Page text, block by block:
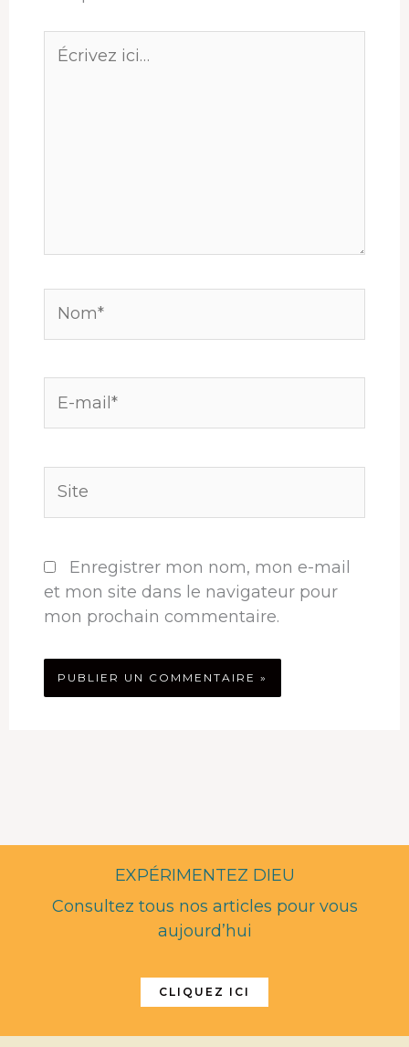
Écrivez
ici…
mail*
Enregistrer mon nom, mon e-mail
et mon site dans le navigateur pour
mon prochain commentaire.
EXPÉRIMENTEZ DIEU
Consultez tous nos articles pour vous
aujourd’hui
CLIQUEZ ICI